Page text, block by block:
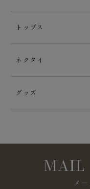
トップス
ネクタイ
グッズ
MAIL
メ